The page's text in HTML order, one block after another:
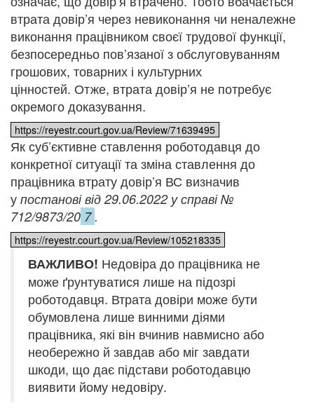
втрата довір’я через невиконання чи неналежне
виконання працівником своєї трудової функції,
безпосередньо пов’язаної з обслуговуванням
грошових, товарних і культурних
цінностей. Отже, втрата довір’я не потребує
окремого доказування.
https://reyestr.court.gov.ua/Review/71639495
Як суб’єктивне ставлення роботодавця до
конкретної ситуації та зміна ставлення до
працівника втрату довір’я ВС визначив
у постанові від 29.06.2022 у справі №
712/9873/20 7 .
https://reyestr.court.gov.ua/Review/105218335
ВАЖЛИВО! Недовіра до працівника не
може ґрунтуватися лише на підозрі
роботодавця. Втрата довіри може бути
обумовлена лише винними діями
працівника, які він вчинив навмисно або
необережно й завдав або міг завдати
шкоди, що дає підстави роботодавцю
виявити йому недовіру.